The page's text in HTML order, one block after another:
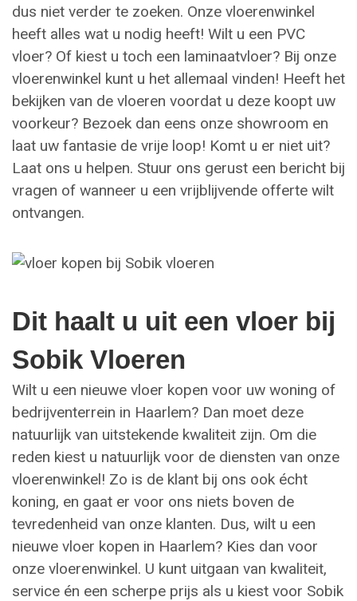
dus niet verder te zoeken. Onze vloerenwinkel
heeft alles wat u nodig heeft! Wilt u een PVC
vloer? Of kiest u toch een laminaatvloer? Bij onze
vloerenwinkel kunt u het allemaal vinden! Heeft het
bekijken van de vloeren voordat u deze koopt uw
voorkeur? Bezoek dan eens onze showroom en
laat uw fantasie de vrije loop! Komt u er niet uit?
Laat ons u helpen. Stuur ons gerust een bericht bij
vragen of wanneer u een vrijblijvende offerte wilt
ontvangen.
Dit haalt u uit een vloer bij
Sobik Vloeren
Wilt u een nieuwe vloer kopen voor uw woning of
bedrijventerrein in Haarlem? Dan moet deze
natuurlijk van uitstekende kwaliteit zijn. Om die
reden kiest u natuurlijk voor de diensten van onze
vloerenwinkel! Zo is de klant bij ons ook écht
koning, en gaat er voor ons niets boven de
tevredenheid van onze klanten. Dus, wilt u een
nieuwe vloer kopen in Haarlem? Kies dan voor
onze vloerenwinkel. U kunt uitgaan van kwaliteit,
service én een scherpe prijs als u kiest voor Sobik